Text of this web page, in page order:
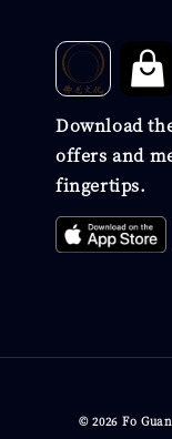
Download
offers and
fingertips.
© 2026 Fo